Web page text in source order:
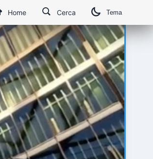
Home Cerca Tema